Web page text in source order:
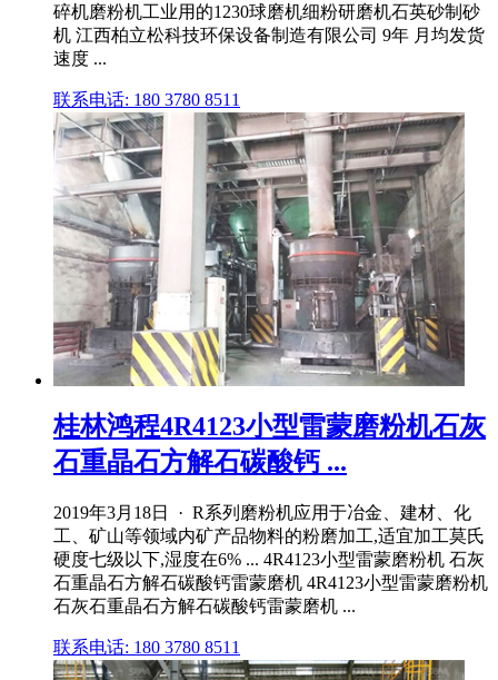
碎机磨粉机工业用的1230球磨机细粉研磨机石英砂制砂
机 江西柏立松科技环保设备制造有限公司 9年 月均发货
速度 ...
联系电话: 180 3780 8511
桂林鸿程4R4123小型雷蒙磨粉机石灰
石重晶石方解石碳酸钙 ...
2019年3月18日 · R系列磨粉机应用于冶金、建材、化
工、矿山等领域内矿产品物料的粉磨加工,适宜加工莫氏
硬度七级以下,湿度在6% ... 4R4123小型雷蒙磨粉机 石灰
石重晶石方解石碳酸钙雷蒙磨机 4R4123小型雷蒙磨粉机
石灰石重晶石方解石碳酸钙雷蒙磨机 ...
联系电话: 180 3780 8511